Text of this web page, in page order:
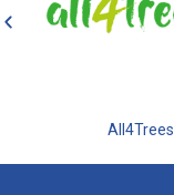
All4Trees